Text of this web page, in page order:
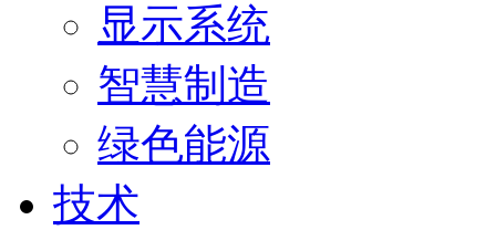
显示系统
智慧制造
绿色能源
技术